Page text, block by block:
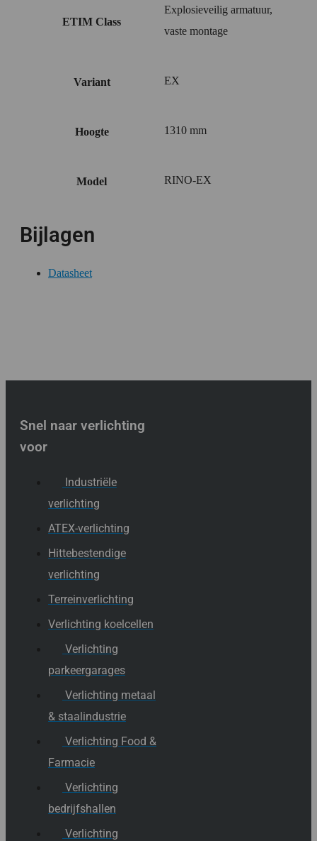
ETIM Class
Explosieveilig armatuur,
vaste montage
Variant EX
Hoogte 1310 mm
Model RINO-EX
Bijlagen
Datasheet
Snel naar verlichting
voor
Industriële
verlichting
ATEX-verlichting
Hittebestendige
verlichting
Terreinverlichting
Verlichting koelcellen
Verlichting
parkeergarages
Verlichting metaal
& staalindustrie
Verlichting Food &
Farmacie
Verlichting
bedrijfshallen
Verlichting